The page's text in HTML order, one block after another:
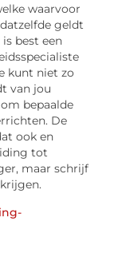
waarvoor
geldt
best een
kunt niet zo
van jou
bepaalde
De
ook en
tot
maar schrijf